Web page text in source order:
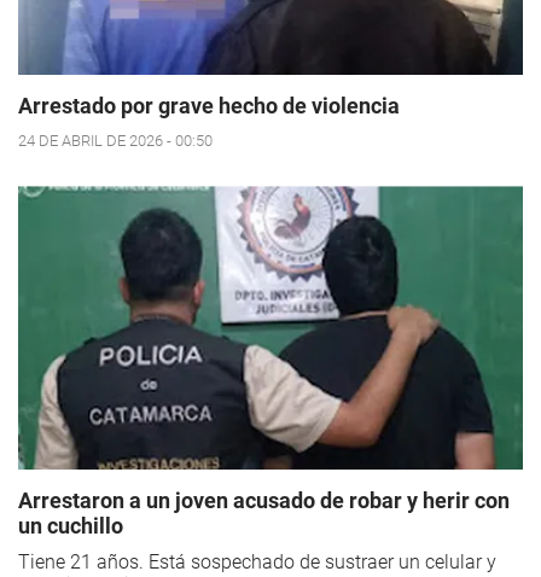
Arrestado por grave hecho de violencia
24 DE ABRIL DE 2026 - 00:50
Arrestaron a un joven acusado de robar y herir con
un cuchillo
Tiene 21 años. Está sospechado de sustraer un celular y